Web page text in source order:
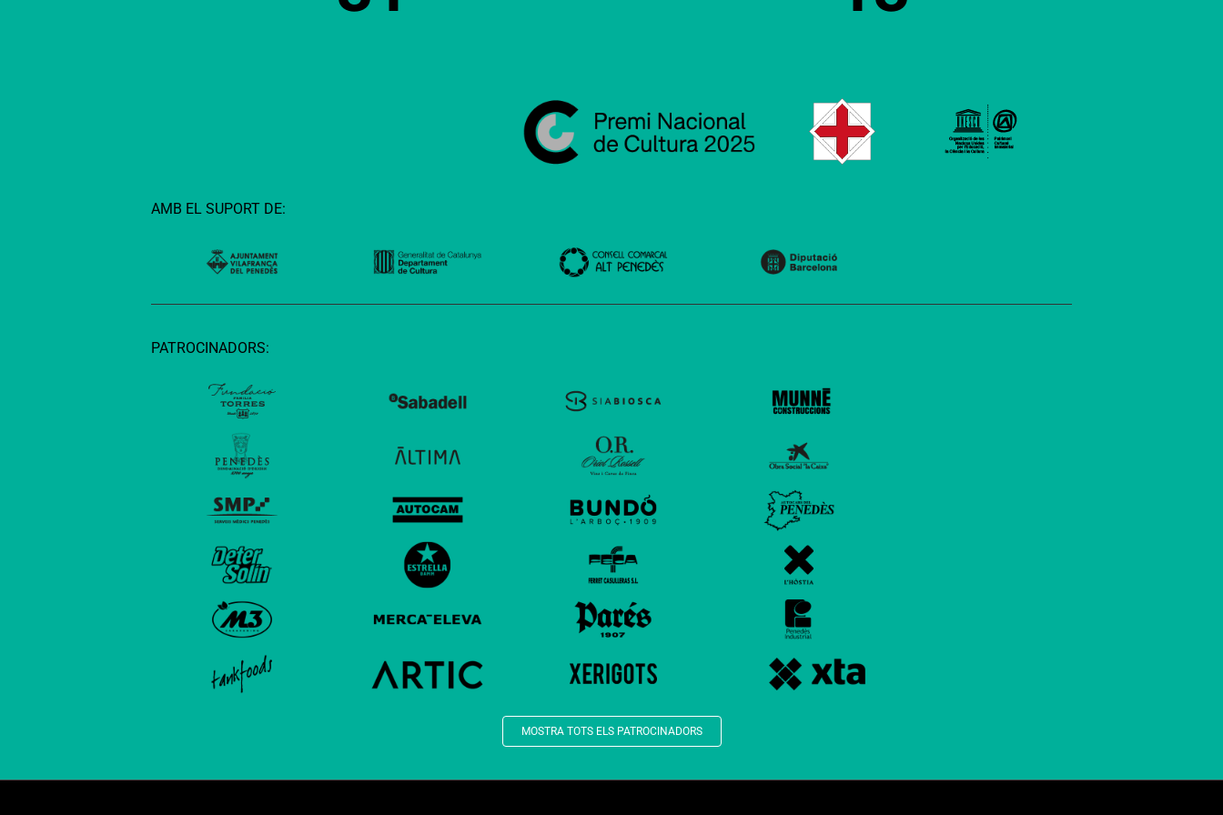
AMB EL SUPORT DE:
PATROCINADORS:
MOSTRA TOTS ELS PATROCINADORS